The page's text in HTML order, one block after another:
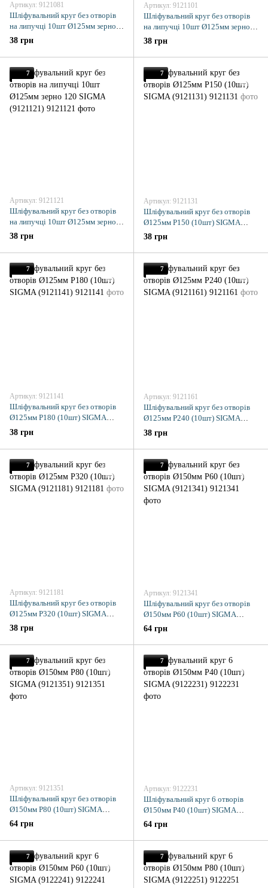
Артикул: 9121081
Шліфувальний круг без отворів
на липучці 10шт Ø125мм зерно
80 SIGMA (9121081)
38 грн
Артикул: 9121101
Шліфувальний круг без отворів
на липучці 10шт Ø125мм зерно
100 SIGMA (9121101)
38 грн
7
Артикул: 9121121
Шліфувальний круг без отворів
на липучці 10шт Ø125мм зерно
120 SIGMA (9121121)
38 грн
7
Артикул: 9121131
Шліфувальний круг без отворів
Ø125мм P150 (10шт) SIGMA
(9121131)
38 грн
7
Артикул: 9121141
Шліфувальний круг без отворів
Ø125мм P180 (10шт) SIGMA
(9121141)
38 грн
7
Артикул: 9121161
Шліфувальний круг без отворів
Ø125мм P240 (10шт) SIGMA
(9121161)
38 грн
7
Артикул: 9121181
Шліфувальний круг без отворів
Ø125мм P320 (10шт) SIGMA
(9121181)
38 грн
7
Артикул: 9121341
Шліфувальний круг без отворів
Ø150мм P60 (10шт) SIGMA
(9121341)
64 грн
7
Артикул: 9121351
Шліфувальний круг без отворів
Ø150мм P80 (10шт) SIGMA
(9121351)
64 грн
7
Артикул: 9122231
Шліфувальний круг 6 отворів
Ø150мм P40 (10шт) SIGMA
(9122231)
64 грн
7 7